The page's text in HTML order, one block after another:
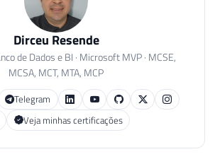
Dirceu Resende
de Dados e BI · Microsoft MVP · MCSE,
MCSA, MCT, MTA, MCP
Telegram
Veja minhas certificações